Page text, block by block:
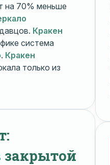
на 70% меньше
Кракен
система
. Кракен
только из
закрытой